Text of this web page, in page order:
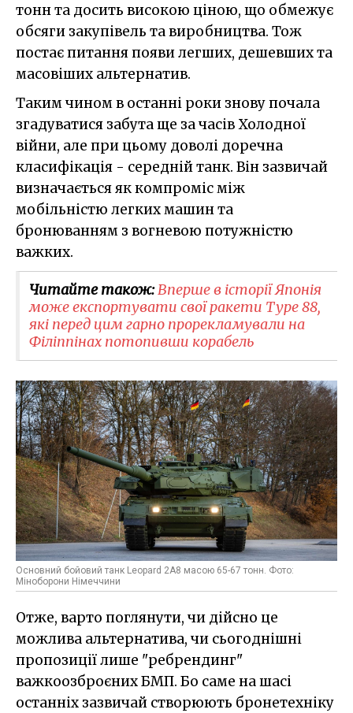
тонн та досить високою ціною, що обмежує
обсяги закупівель та виробництва. Тож
постає питання появи легших, дешевших та
масовіших альтернатив.
Таким чином в останні роки знову почала
згадуватися забута ще за часів Холодної
війни, але при цьому доволі доречна
класифікація - середній танк. Він зазвичай
визначається як компроміс між
мобільністю легких машин та
бронюванням з вогневою потужністю
важких.
Читайте також:Вперше в історії Японія
може експортувати свої ракети Type 88,
які перед цим гарно прорекламували на
Філіппінах потопивши корабель
Основний бойовий танк Leopard 2A8 масою 65-67 тонн. Фото:
Міноборони Німеччини
Отже, варто поглянути, чи дійсно це
можлива альтернатива, чи сьогоднішні
пропозиції лише "ребрендинг"
важкоозброєних БМП. Бо саме на шасі
останніх зазвичай створюють бронетехніку